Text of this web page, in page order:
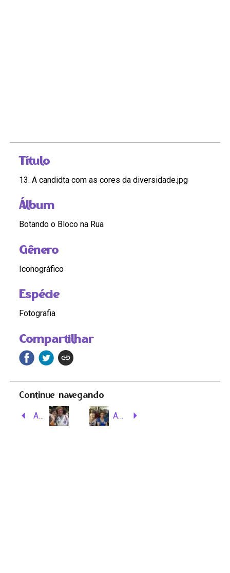
Compartilhar
Título
13. A candidta com as cores da diversidade.jpg
Álbum
Botando o Bloco na Rua
Gênero
Iconográfico
Espécie
Fotografia
Continue navegando
Amigas de fé e de voto Amigas de fé e de voto